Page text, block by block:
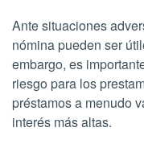
Ante situaciones
nómina pueden ser
embargo, es
riesgo para los
préstamos a menudo
interés más altas.